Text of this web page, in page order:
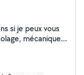
si je peux vous
mécanique